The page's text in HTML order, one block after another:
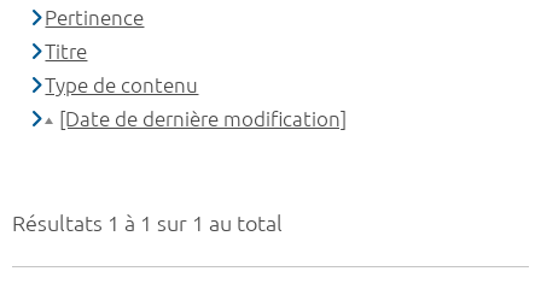
Résultats 1 à 1 sur 1 au total
Pertinence
Titre
Type de contenu
[Date de dernière modification]